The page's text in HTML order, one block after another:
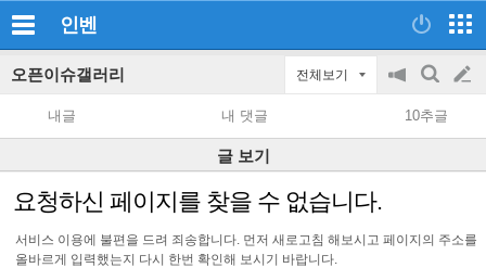
인벤
오픈이슈갤러리 전체보기
공
지
on/off
검
색
글
쓰
기
내글 내 댓글 10추글
글 보기
요청하신 페이지를 찾을 수 없습니다.
서비스 이용에 불편을 드려 죄송합니다. 먼저 새로고침 해보시고 페이지의 주소를
올바르게 입력했는지 다시 한번 확인해 보시기 바랍니다.